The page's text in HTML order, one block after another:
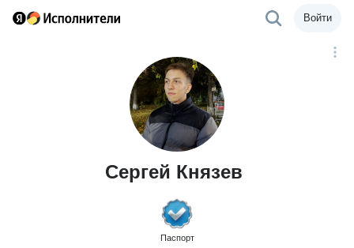
Войти
Сергей Князев
Паспорт